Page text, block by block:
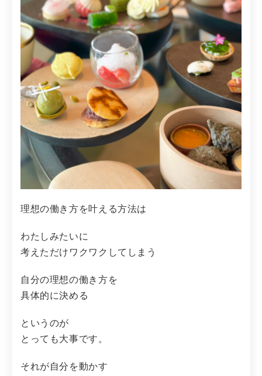
理想の働き方を叶える方法は
わたしみたいに
考えただけワクワクしてしまう
自分の理想の働き方を
具体的に決める
というのが
とっても大事です。
それが自分を動かす